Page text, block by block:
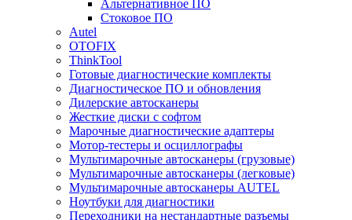
Альтернативное ПО
Стоковое ПО
Autel
OTOFIX
ThinkTool
Готовые диагностические комплекты
Диагностическое ПО и обновления
Дилерские автосканеры
Жесткие диски с софтом
Марочные диагностические адаптеры
Мотор-тестеры и осциллографы
Мультимарочные автосканеры (грузовые)
Мультимарочные автосканеры (легковые)
Мультимарочные автосканеры AUTEL
Ноутбуки для диагностики
Переходники на нестандартные разъемы